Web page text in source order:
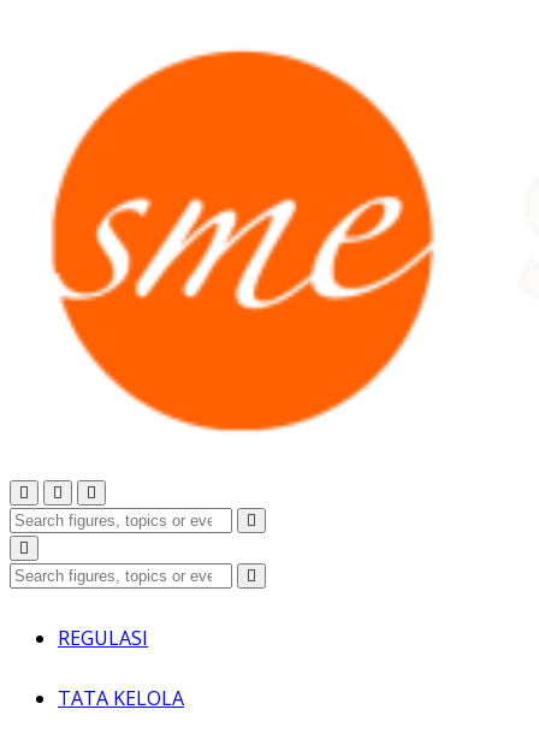
REGULASI
TATA KELOLA